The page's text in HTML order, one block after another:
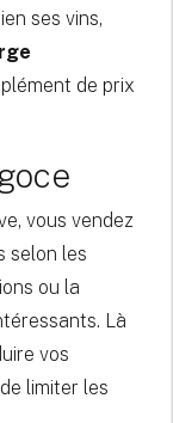
ses vins,
de prix
vous vendez
selon les
ou la
Là
vos
limiter les